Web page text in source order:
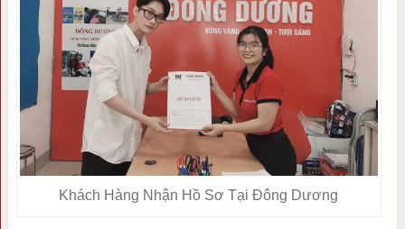
Khách Hàng Nhận Hồ Sơ Tại Đông Dương